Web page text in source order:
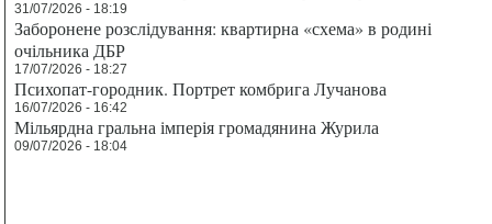
31/07/2026 - 18:19
Заборонене розслідування: квартирна «схема» в родині
очільника ДБР
17/07/2026 - 18:27
Психопат-городник. Портрет комбрига Лучанова
16/07/2026 - 16:42
Мільярдна гральна імперія громадянина Журила
09/07/2026 - 18:04